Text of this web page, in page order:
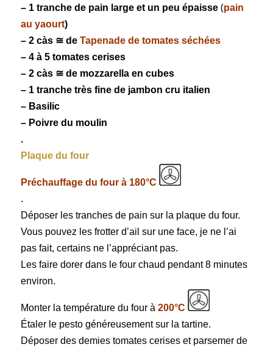
– 1 tranche de pain large et un peu épaisse(pain
au yaourt)
– 2 càs ≅ de Tapenade de tomates séchées
– 4 à 5 tomatescerises
– 2 càs ≅ de mozzarellaen cubes
– 1 tranche très fine de jambon cru italien
– Basilic
– Poivre du moulin
.
Plaque du four
Préchauffage du four à 180°C
.
Déposer les tranches de pain sur la plaque du four.
Vous pouvez les frotter d’ail sur une face, je ne l’ai
pas fait, certains ne l’appréciant pas.
Les faire dorer dans le four chaud pendant 8 minutes
environ.
Monter la température du four à 200°C
Étaler le pesto généreusement sur la tartine.
Déposer des demies tomates cerises et parsemer de